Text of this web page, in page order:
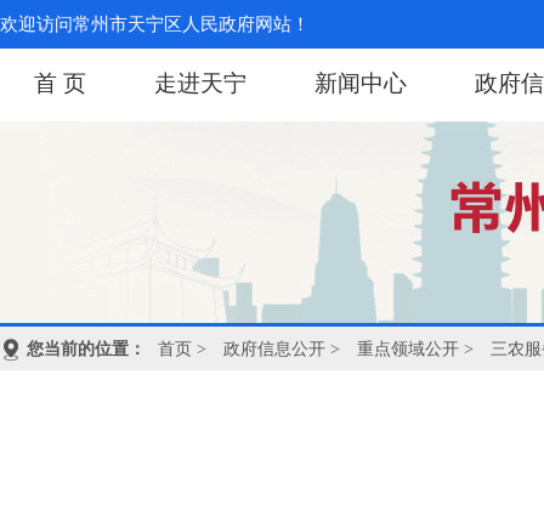
欢迎访问常州市天宁区人民政府网站！
首 页 走进天宁 新闻中心 政府
您当前的位置： 首页 > 政府信息公开 > 重点领域公开 > 三农